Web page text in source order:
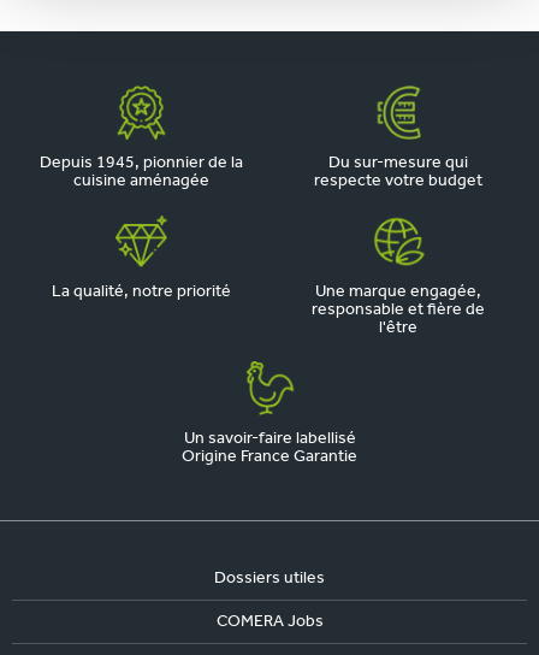
Depuis 1945, pionnier de la
cuisine aménagée
Du sur-mesure qui
respecte votre budget
La qualité, notre priorité
Une marque engagée,
responsable et fière de
l'être
Un savoir-faire labellisé
Origine France Garantie
Dossiers utiles
COMERA Jobs